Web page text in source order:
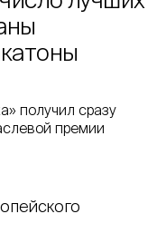
получил сразу
премии